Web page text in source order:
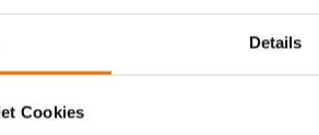
Details
Cookies
Podcast